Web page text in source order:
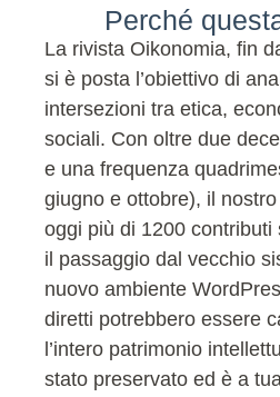
Perché
La rivista Oikonomia, fin
si è posta l’obiettivo di
intersezioni tra etica,
sociali. Con oltre due
e una frequenza
giugno e ottobre), il
oggi più di 1200 contributi
il passaggio dal vecchio
nuovo ambiente
diretti potrebbero essere
l’intero patrimonio
stato preservato ed è a